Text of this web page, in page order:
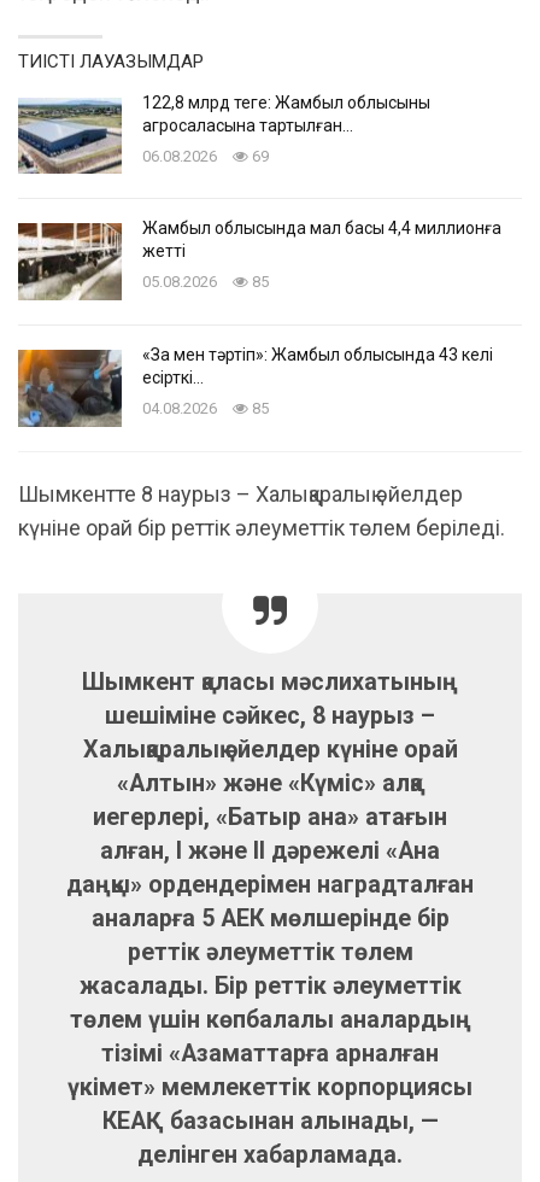
ТИІСТІ ЛАУАЗЫМДАР
122,8 млрд теңге: Жамбыл облысының
агросаласына тартылған…
06.08.2026 69
Жамбыл облысында мал басы 4,4 миллионға
жетті
05.08.2026 85
«Заң мен тәртіп»: Жамбыл облысында 43 келі
есірткі…
04.08.2026 85
Шымкентте 8 наурыз – Халықаралық әйелдер
күніне орай бір реттік әлеуметтік төлем беріледі.
Шымкент қаласы мәслихатының
шешіміне сәйкес, 8 наурыз –
Халықаралық әйелдер күніне орай
«Алтын» және «Күміс» алқа
иегерлері, «Батыр ана» атағын
алған, І және ІІ дәрежелі «Ана
даңқы» ордендерімен наградталған
аналарға 5 АЕК мөлшерінде бір
реттік әлеуметтік төлем
жасалады. Бір реттік әлеуметтік
төлем үшін көпбалалы аналардың
тізімі «Азаматтарға арналған
үкімет» мемлекеттік корпорциясы
КЕАҚ базасынан алынады, —
делінген хабарламада.